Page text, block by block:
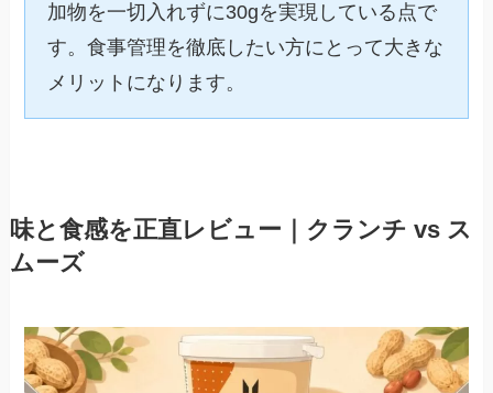
加物を一切入れずに30gを実現している点で
す。食事管理を徹底したい方にとって大きな
メリットになります。
味と食感を正直レビュー｜クランチ vs ス
ムーズ